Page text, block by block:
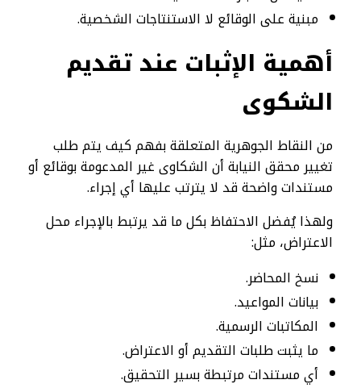
مبنية على الوقائع لا الاستنتاجات الشخصية.
أهمية الإثبات عند تقديم
الشكوى
من النقاط الجوهرية المتعلقة بفهم كيف يتم طلب
تغيير محقق النيابة أن الشكاوى غير المدعومة بوقائع أو
مستندات واضحة قد لا يترتب عليها أي إجراء.
ولهذا يُفضل الاحتفاظ بكل ما قد يرتبط بالإجراء محل
الاعتراض، مثل:
نسخ المحاضر.
بيانات المواعيد.
المكاتبات الرسمية.
ما يثبت طلبات التقديم أو الاعتراض.
أي مستندات مرتبطة بسير التحقيق.